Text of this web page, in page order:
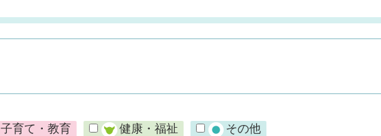
子育て・教育 健康・福祉 その他